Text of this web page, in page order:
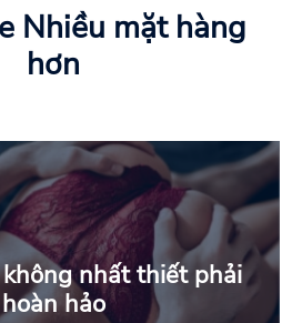
Nhiều mặt hàng
hơn
nhất thiết phải
hoàn hảo